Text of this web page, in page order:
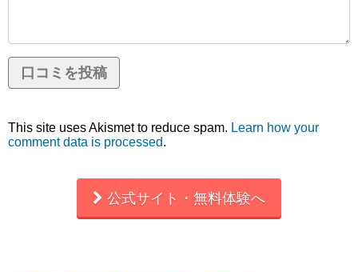
This site uses Akismet to reduce spam. Learn how your
comment data is processed.
公式サイト・無料体験へ